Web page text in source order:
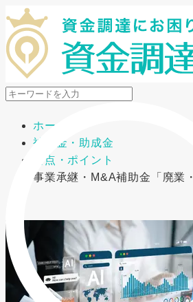
メニューを開閉
ホーム
補助金・助成金
要点・ポイント
事業承継・M&A補助金「廃業